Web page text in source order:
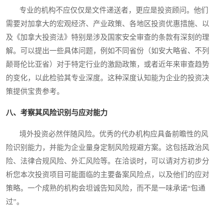
专业的机构不应仅仅是文件递送者，更应是投资顾问。他们
需要对加拿大的宏观经济、产业政策、各地区投资优惠措施、以
及《加拿大投资法》特别是涉及国家安全审查的条款有深刻的理
解。可以提出一些具体问题，例如不同省份（如安大略省、不列
颠哥伦比亚省）对于特定行业的激励政策，或者近年来审查趋势
的变化，以此检验其专业深度。这种深度认知能为企业的投资决
策提供宝贵参考。
八、考察其风险识别与应对能力
境外投资必然伴随风险。优秀的代办机构应具备前瞻性的风
险识别能力，并能为企业量身定制风险规避方案。这包括政治风
险、法律合规风险、外汇风险等。在洽谈时，可以请对方初步分
析您本次投资项目可能面临的主要备案风险点，以及他们的应对
策略。一个成熟的机构会坦诚告知风险，而不是一味承诺“包通
过”。